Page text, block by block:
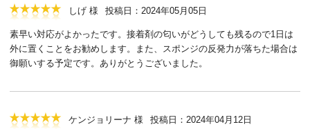
しげ 様 投稿日：2024年05月05日
素早い対応がよかったです。接着剤の匂いがどうしても残るので1日は
外に置くことをお勧めします。また、スポンジの反発力が落ちた場合は
御願いする予定です。ありがとうございました。
ケンジョリーナ 様 投稿日：2024年04月12日